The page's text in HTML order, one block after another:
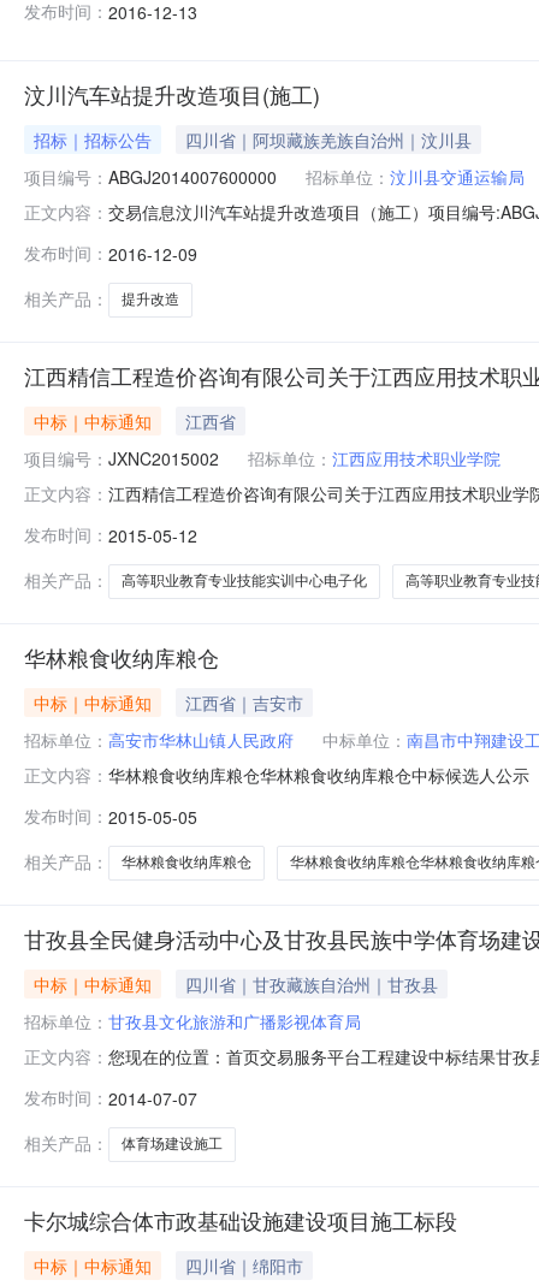
升改造项目（施工）已由汶川县发展和改革局以（汶发
发布时间： 2016-12-13
汶川汽车站提升改造项目(施工)
招标｜招标公告
四川省｜阿坝藏族羌族自治州｜汶川县
项目编号： ABGJ2014007600000 招标单位： 汶川县交通运输局
正文内容： 交易信息汶川汽车站提升改造项目（施工）项目编号
升改造项目（施工）已由汶川县发展和改革局以（汶发
发布时间： 2016-12-09
相关产品：
提升改造
江西精信工程造价咨询有限公司关于江西应用技术
中标｜中标通知
江西省
项目编号： JXNC2015002 招标单位： 江西应用技术职业学院
正文内容： 江西精信工程造价咨询有限公司关于江西应用技术职业
业学院本级行政区域江西省公告时间2015年05月12日
见公告正文采购人江
发布时间： 2015-05-12
相关产品：
高等职业教育专业技能实训中心电子化 高等职业教育专业
华林粮食收纳库粮仓
中标｜中标通知
江西省｜吉安市
招标单位： 高安市华林山镇人民政府 中标单位： 南昌市中翔建设
正文内容： 华林粮食收纳库粮仓华林粮食收纳库粮仓中标候选人公
标范围图示工程招标控制价元开标时间2015年05月05日
1359109.65元建造
发布时间： 2015-05-05
相关产品：
华林粮食收纳库粮仓 华林粮食收纳库粮仓华林粮食收纳库粮
甘孜县全民健身活动中心及甘孜县民族中学体育场建
中标｜中标通知
四川省｜甘孜藏族自治州｜甘孜县
招标单位： 甘孜县文化旅游和广播影视体育局
正文内容： 您现在的位置：首页交易服务平台工程建设中标结果甘
文化旅游和广播影视体育局项目业主（招标人）联系电
2014/6/2411:0
发布时间： 2014-07-07
相关产品：
体育场建设施工
卡尔城综合体市政基础设施建设项目施工标段
中标｜中标通知
四川省｜绵阳市